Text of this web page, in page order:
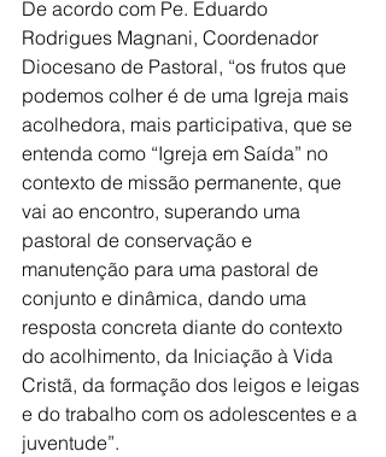
De acordo com Pe. Eduardo
Rodrigues Magnani, Coordenador
Diocesano de Pastoral, “os frutos que
podemos colher é de uma Igreja mais
acolhedora, mais participativa, que se
entenda como “Igreja em Saída” no
contexto de missão permanente, que
vai ao encontro, superando uma
pastoral de conservação e
manutenção para uma pastoral de
conjunto e dinâmica, dando uma
resposta concreta diante do contexto
do acolhimento, da Iniciação à Vida
Cristã, da formação dos leigos e leigas
e do trabalho com os adolescentes e a
juventude”.